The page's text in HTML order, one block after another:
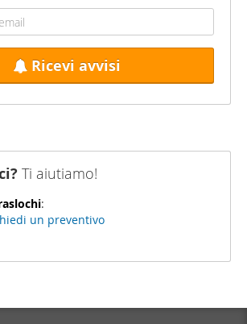
Ricevi avvisi
Ti aiutiamo!
:
un preventivo